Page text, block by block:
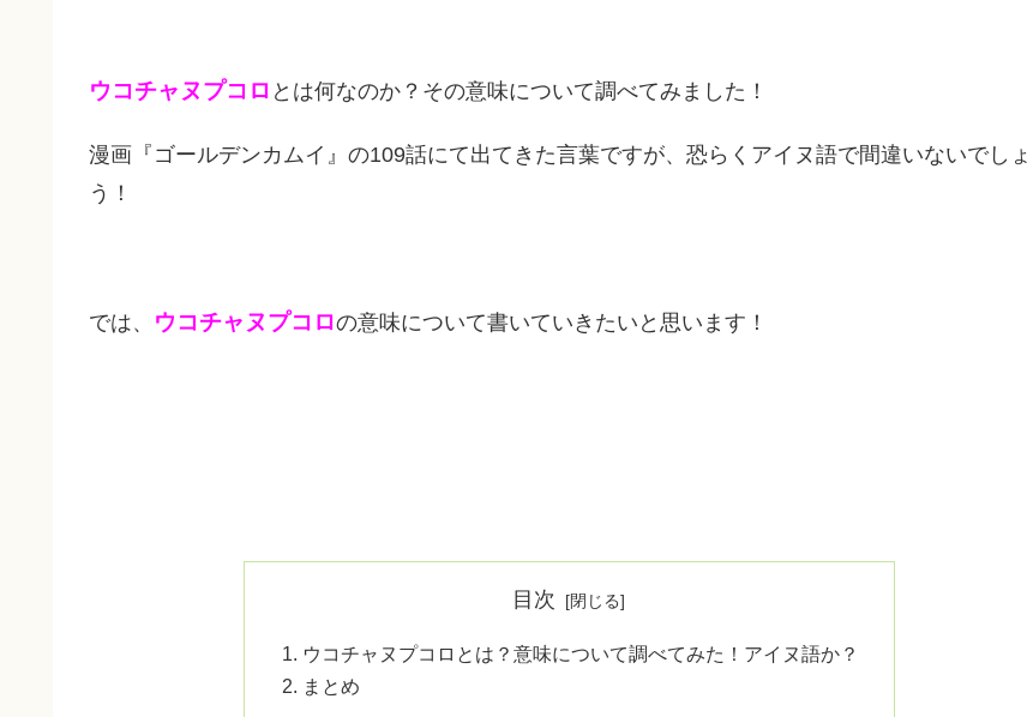
ウコチャヌプコロ とは何なのか？その意味について調べてみました！
漫画『ゴールデンカムイ』の109話にて出てきた言葉ですが、恐らくアイヌ語で間違いないでしょ
う！
では、 ウコチャヌプコロの意味について書いていきたいと思います！
目次
ウコチャヌプコロとは？意味について調べてみた！アイヌ語か？
まとめ